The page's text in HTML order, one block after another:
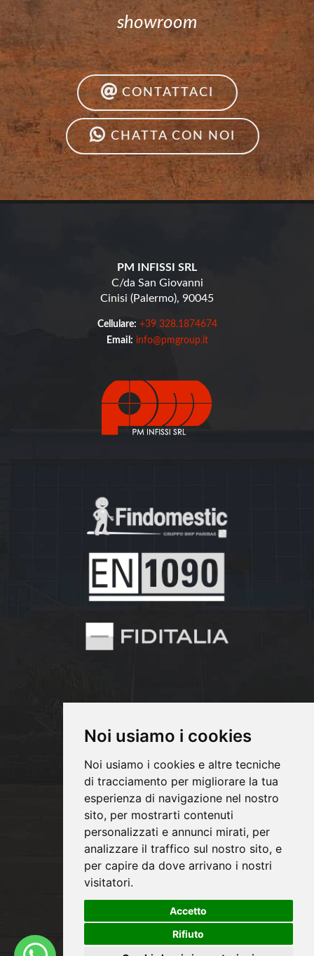
Noi usiamo i cookies
Noi usiamo i cookies e altre tecniche
di tracciamento per migliorare la tua
esperienza di navigazione nel nostro
sito, per mostrarti contenuti
personalizzati e annunci mirati, per
analizzare il traffico sul nostro sito, e
per capire da dove arrivano i nostri
visitatori.
Accetto
Rifiuto
showroom
CONTATTACI
CHATTA CON NOI
PM INFISSI SRL
C/da San Giovanni
Cinisi (Palermo), 90045
Cellulare: +39 328.1874674
Email: info@pmgroup.it
Copyrights © 2026 PM INFISSI SRL Tutti i
diritti riservati.
Partita Iva: 06991020824 /
Privacy e Cookie Policy
Sito realizzato conClickoso